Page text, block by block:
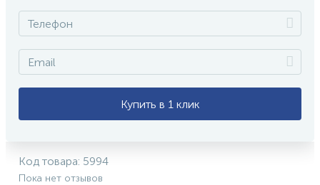
Купить в 1 клик
Код товара: 5994
Пока нет отзывов